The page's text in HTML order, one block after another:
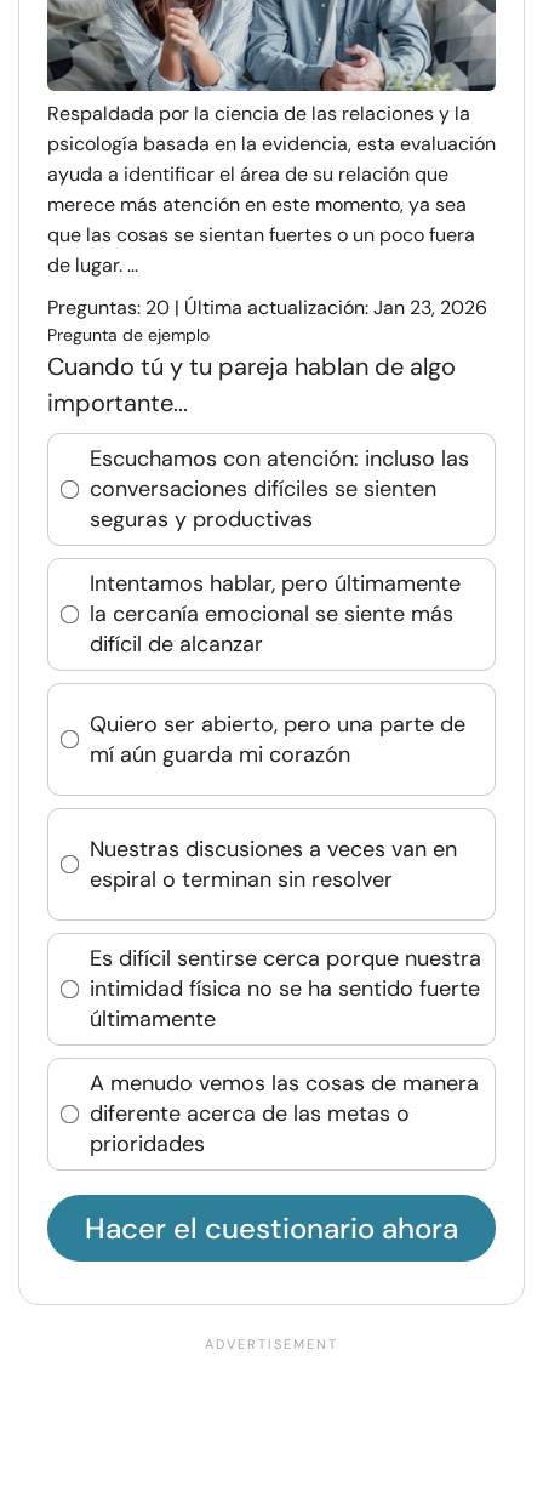
Respaldada por la ciencia de las relaciones y la
psicología basada en la evidencia, esta evaluación
ayuda a identificar el área de su relación que
merece más atención en este momento, ya sea
que las cosas se sientan fuertes o un poco fuera
de lugar. ...
Preguntas: 20 | Última actualización: Jan 23, 2026
Pregunta de ejemplo
Cuando tú y tu pareja hablan de algo
importante...
Escuchamos con atención: incluso las
conversaciones difíciles se sienten
seguras y productivas
Intentamos hablar, pero últimamente
la cercanía emocional se siente más
difícil de alcanzar
Quiero ser abierto, pero una parte de
mí aún guarda mi corazón
Nuestras discusiones a veces van en
espiral o terminan sin resolver
Es difícil sentirse cerca porque nuestra
intimidad física no se ha sentido fuerte
últimamente
A menudo vemos las cosas de manera
diferente acerca de las metas o
prioridades
Hacer el cuestionario ahora